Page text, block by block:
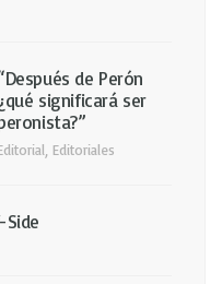
de Perón
¿qué significará ser
Editoriales